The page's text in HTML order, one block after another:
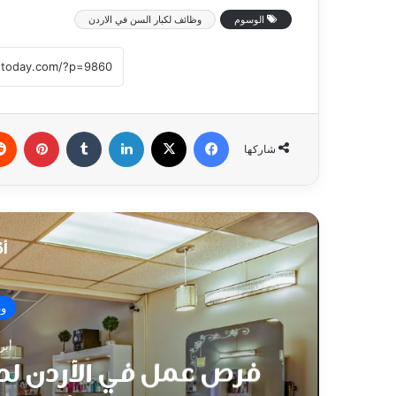
الوسوم وظائف لكبار السن في الاردن
شاركها
فيسبوك لينكدإن
فرص عمل في الأردن